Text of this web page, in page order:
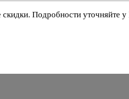
Подробности уточняйте